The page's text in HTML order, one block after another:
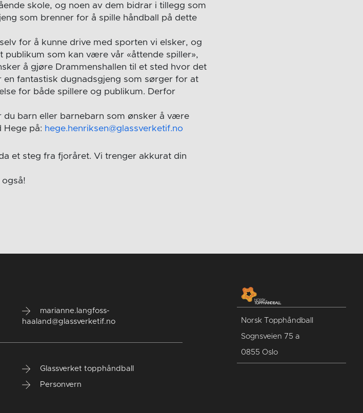
skole, og noen av dem bidrar i tillegg som
som brenner for å spille håndball på dette
for å kunne drive med sporten vi elsker, og
publikum som kan være vår «åttende spiller»,
å gjøre Drammenshallen til et sted hvor det
en fantastisk dugnadsgjeng som sørger for at
for både spillere og publikum. Derfor
du barn eller barnebarn som ønsker å være
Hege på: hege.henriksen@glassverketif.no
et steg fra fjoråret. Vi trenger akkurat din
marianne.langfoss-
haaland@glassverketif.no
Glassverket topphåndball
Personvern
Norsk Topphåndball
Sognsveien 75 a
0855 Oslo